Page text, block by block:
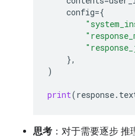
config={
},
)
print(response.
思考 ：对于需要逐步 推